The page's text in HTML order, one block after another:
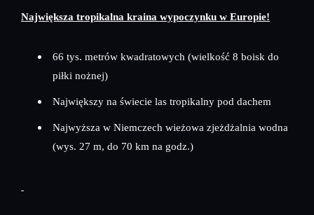
Największa tropikalna kraina wypoczynku w Europie!
66 tys. metrów kwadratowych (wielkość 8 boisk do
piłki nożnej)
Największy na świecie las tropikalny pod dachem
Najwyższa w Niemczech wieżowa zjeżdżalnia wodna
(wys. 27 m, do 70 km na godz.)